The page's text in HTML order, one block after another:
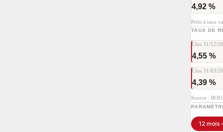
4,92 %
Prêts à taux
TAUX DE
Clos 31/12/
4,55 %
Clos 31/03/
4,39 %
Source :
12 mois